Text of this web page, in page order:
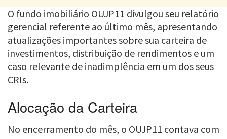
O fundo imobiliário OUJP11 divulgou seu relatório
gerencial referente ao último mês, apresentando
atualizações importantes sobre sua carteira de
investimentos, distribuição de rendimentos e um
caso relevante de inadimplência em um dos seus
CRIs.
Alocação da Carteira
No encerramento do mês, o OUJP11 contava com